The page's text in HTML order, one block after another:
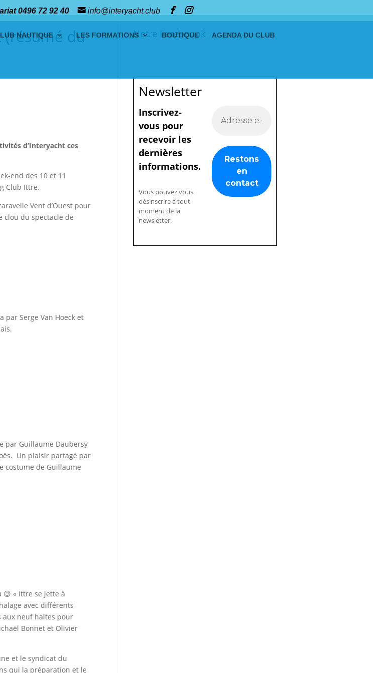
0496 72 92 40 info@interyacht.club
NAUTIQUE LES FORMATIONS BOUTIQUE AGENDA DU CLUB
(résumé du
d’Interyacht ces
end des 10 et 11
Club Ittre.
Vent d’Ouest pour
clou du spectacle de
par Serge Van Hoeck et
par Guillaume Daubersy
Un plaisir partagé par
costume de Guillaume
😉 « Ittre se jette à
avec différents
aux neuf haltes pour
Bonnet et Olivier
et le syndicat du
qui la préparation et le
Notre Faceboook
Newsletter
Inscrivez-
vous pour
recevoir les
dernières
informations.
Vous pouvez vous
désinscrire à tout
moment de la
newsletter.